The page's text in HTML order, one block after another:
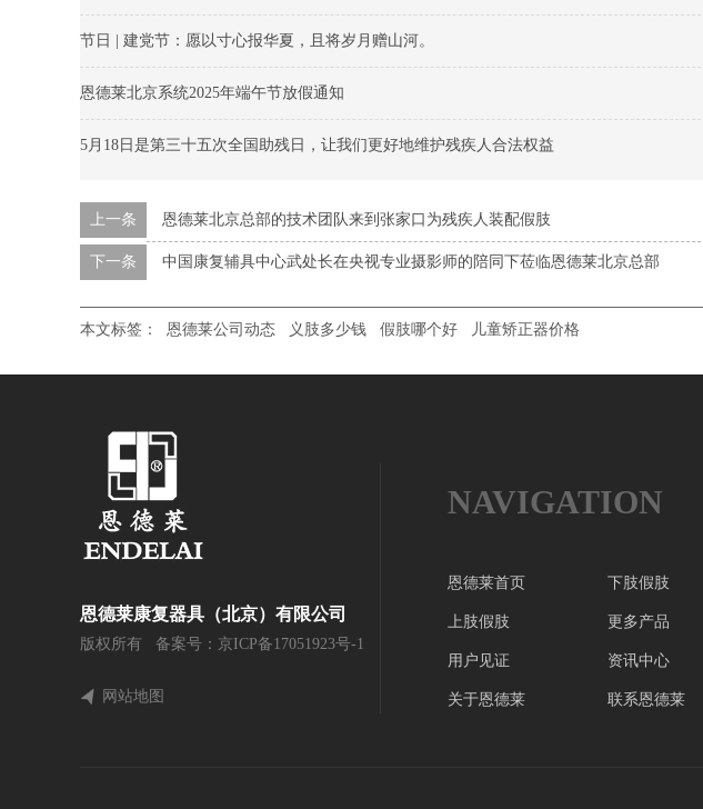
节日 | 建党节：愿以寸心报华夏，且将岁月赠山河。
恩德莱北京系统2025年端午节放假通知
5月18日是第三十五次全国助残日，让我们更好地维护残疾人合法权益
上一条 恩德莱北京总部的技术团队来到张家口为残疾人装配假肢
下一条 中国康复辅具中心武处长在央视专业摄影师的陪同下莅临恩德莱北京总部
本文标签： 恩德莱公司动态 义肢多少钱 假肢哪个好 儿童矫正器价格
恩德莱康复器具（北京）有限公司
版权所有 备案号： 京ICP备17051923号-1
网站地图
NAVIGATION
恩德莱首页 下肢假肢
上肢假肢 更多产品
用户见证 资讯中心
关于恩德莱 联系恩德莱